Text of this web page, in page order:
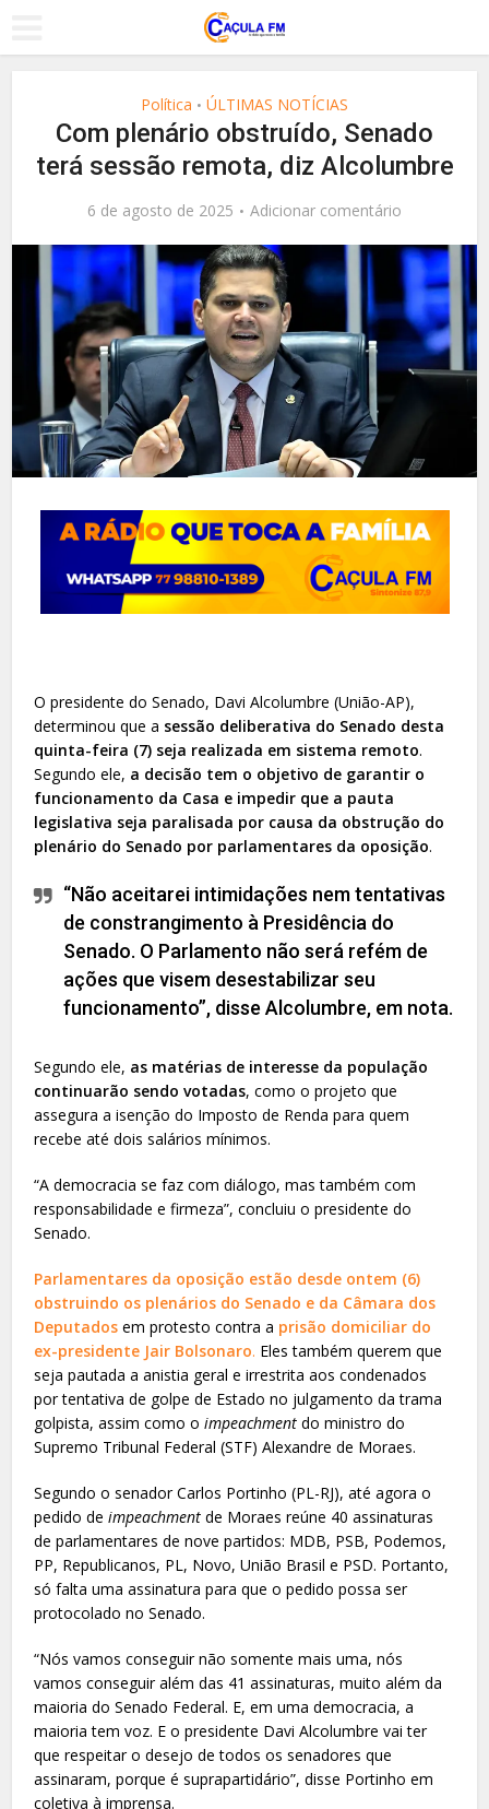
Política • ÚLTIMAS NOTÍCIAS
Com plenário obstruído, Senado
terá sessão remota, diz Alcolumbre
6 de agosto de 2025 Adicionar comentário
O presidente do Senado, Davi Alcolumbre (União-AP),
determinou que a sessão deliberativa do Senado desta
quinta-feira (7) seja realizada em sistema remoto.
Segundo ele, a decisão tem o objetivo de garantir o
funcionamento da Casa e impedir que a pauta
legislativa seja paralisada por causa da obstrução do
plenário do Senado por parlamentares da oposição.
“Não aceitarei intimidações nem tentativas
de constrangimento à Presidência do
Senado. O Parlamento não será refém de
ações que visem desestabilizar seu
funcionamento”, disse Alcolumbre, em nota.
Segundo ele, as matérias de interesse da população
continuarão sendo votadas, como o projeto que
assegura a isenção do Imposto de Renda para quem
recebe até dois salários mínimos.
“A democracia se faz com diálogo, mas também com
responsabilidade e firmeza”, concluiu o presidente do
Senado.
Parlamentares da oposição estão desde ontem (6)
obstruindo os plenários do Senado e da Câmara dos
Deputados em protesto contra a prisão domiciliar do
ex-presidente Jair Bolsonaro. Eles também querem que
seja pautada a anistia geral e irrestrita aos condenados
por tentativa de golpe de Estado no julgamento da trama
golpista, assim como oimpeachment do ministro do
Supremo Tribunal Federal (STF) Alexandre de Moraes.
Segundo o senador Carlos Portinho (PL-RJ), até agora o
pedido deimpeachment de Moraes reúne 40 assinaturas
de parlamentares de nove partidos: MDB, PSB, Podemos,
PP, Republicanos, PL, Novo, União Brasil e PSD. Portanto,
só falta uma assinatura para que o pedido possa ser
protocolado no Senado.
“Nós vamos conseguir não somente mais uma, nós
vamos conseguir além das 41 assinaturas, muito além da
maioria do Senado Federal. E, em uma democracia, a
maioria tem voz. E o presidente Davi Alcolumbre vai ter
que respeitar o desejo de todos os senadores que
assinaram, porque é suprapartidário”, disse Portinho em
coletiva à imprensa.